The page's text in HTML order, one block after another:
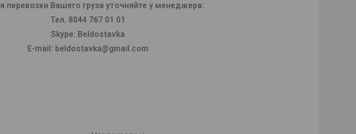
перевозки Вашего груза уточняйте у менеджера:
Тел. 8044 767 01 01
Skype: Beldostavka
E-mail: beldostavka@gmail.com